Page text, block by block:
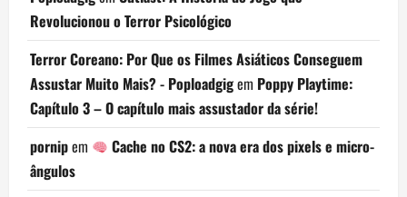
Revolucionou o Terror Psicológico
Terror Coreano: Por Que os Filmes Asiáticos Conseguem
Assustar Muito Mais? - Poploadgigem Poppy Playtime:
Capítulo 3 – O capítulo mais assustador da série!
pornipem
Cache no CS2: a nova era dos pixels e micro-
ângulos